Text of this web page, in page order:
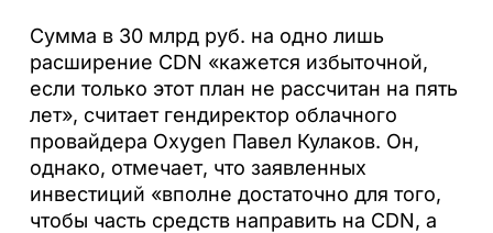
Сумма в 30 млрд руб. на одно лишь
расширение CDN «кажется избыточной,
если только этот план не рассчитан на пять
лет», считает гендиректор облачного
провайдера Oxygen Павел Кулаков. Он,
однако, отмечает, что заявленных
инвестиций «вполне достаточно для того,
чтобы часть средств направить на CDN, а